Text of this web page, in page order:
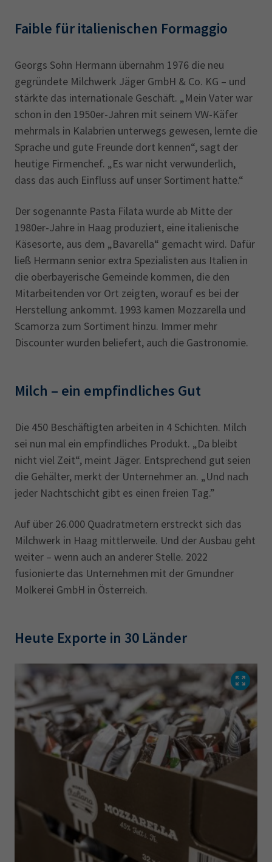
Faible für italienischen Formaggio
Georgs Sohn Hermann übernahm 1976 die neu
gegründete Milchwerk Jäger GmbH & Co. KG – und
stärkte das internationale Geschäft. „Mein Vater war
schon in den 1950er-Jahren mit seinem VW-Käfer
mehrmals in Kalabrien unterwegs gewesen, lernte die
Sprache und gute Freunde dort kennen“, sagt der
heutige Firmenchef. „Es war nicht verwunderlich,
dass das auch Einfluss auf unser Sortiment hatte.“
Der sogenannte Pasta Filata wurde ab Mitte der
1980er-Jahre in Haag produziert, eine italienische
Käsesorte, aus dem „Bavarella“ gemacht wird. Dafür
ließ Hermann senior extra Spezialisten aus Italien in
die oberbayerische Gemeinde kommen, die den
Mitarbeitenden vor Ort zeigten, worauf es bei der
Herstellung ankommt. 1993 kamen Mozzarella und
Scamorza zum Sortiment hinzu. Immer mehr
Discounter wurden beliefert, auch die Gastronomie.
Milch – ein empfindliches Gut
Die 450 Beschäftigten arbeiten in 4 Schichten. Milch
sei nun mal ein empfindliches Produkt. „Da bleibt
nicht viel Zeit“, meint Jäger. Entsprechend gut seien
die Gehälter, merkt der Unternehmer an. „Und nach
jeder Nachtschicht gibt es einen freien Tag.”
Auf über 26.000 Quadratmetern erstreckt sich das
Milchwerk in Haag mittlerweile. Und der Ausbau geht
weiter – wenn auch an anderer Stelle. 2022
fusionierte das Unternehmen mit der Gmundner
Molkerei GmbH in Österreich.
Heute Exporte in 30 Länder